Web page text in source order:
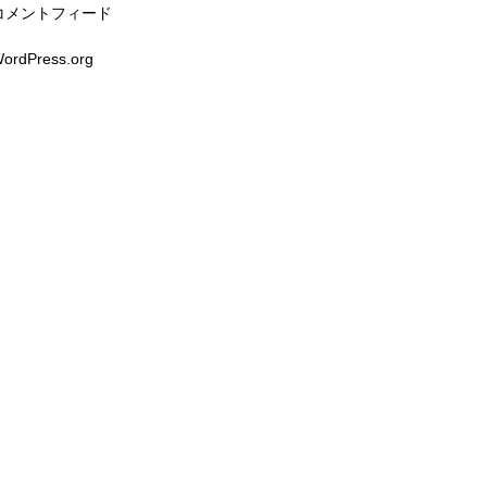
メントフィード